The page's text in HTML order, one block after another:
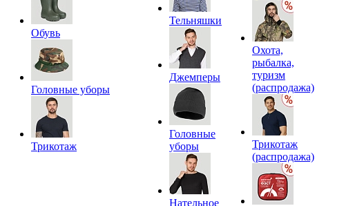
Обувь
Головные уборы
Трикотаж
Тельняшки
Джемперы
Головные
уборы
Нательное
Охота,
рыбалка,
туризм
(распродажа)
Трикотаж
(распродажа)